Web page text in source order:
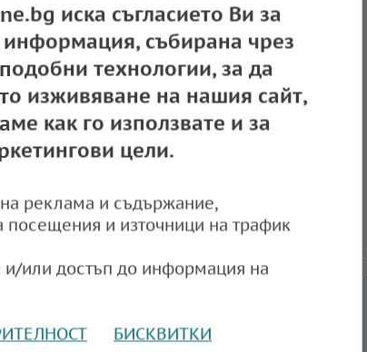
ниво на безработица в
13:37, 01.04.2026
се задържа на най-
иска съгласието Ви за
информация, събирана чрез
технологии, за да
изживяване на нашия сайт,
как го използвате и за
цели.
реклама и съдържание,
посещения и източници на трафик
и/или достъп до информация на
БИСКВИТКИ